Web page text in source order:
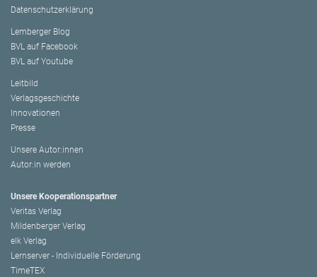
Datenschutzerklärung
Lemberger Blog
BVL auf Facebook
BVL auf Youtube
Leitbild
Verlagsgeschichte
Innovationen
Presse
Unsere Autor:innen
Autor:in werden
Unsere Kooperationspartner
Veritas Verlag
Mildenberger Verlag
elk Verlag
Lernserver - Individuelle Förderung
TimeTEX